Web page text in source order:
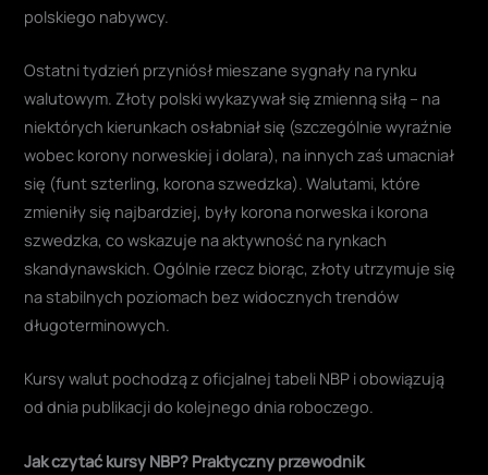
polskiego nabywcy.
Ostatni tydzień przyniósł mieszane sygnały na rynku
walutowym. Złoty polski wykazywał się zmienną siłą – na
niektórych kierunkach osłabniał się (szczególnie wyraźnie
wobec korony norweskiej i dolara), na innych zaś umacniał
się (funt szterling, korona szwedzka). Walutami, które
zmieniły się najbardziej, były korona norweska i korona
szwedzka, co wskazuje na aktywność na rynkach
skandynawskich. Ogólnie rzecz biorąc, złoty utrzymuje się
na stabilnych poziomach bez widocznych trendów
długoterminowych.
Kursy walut pochodzą z oficjalnej tabeli NBP i obowiązują
od dnia publikacji do kolejnego dnia roboczego.
Jak czytać kursy NBP? Praktyczny przewodnik